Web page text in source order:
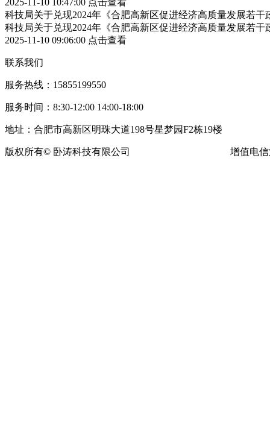
2025-11-10 10:47:00 点击查看
科技局关于兑现2024年《合肥高新区促进经济高质量发展若
科技局关于兑现2024年《合肥高新区促进经济高质量发展若
2025-11-10 09:06:00 点击查看
联系我们
服务热线：15855199550
服务时间：8:30-12:00 14:00-18:00
地址：合肥市高新区明珠大道198号星梦园F2栋19楼
版权所有© 卧涛科技有限公司 增值电